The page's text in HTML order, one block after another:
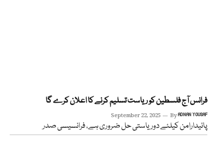
فرانس آج فلسطین کو ریاست تسلیم کرنے کا اعلان کرے گا
September 22, 2025 ByADNAN YOUSAF
پائیدارامن کیلئے دوریاستی حل ضروری ہے، فرانسیسی صدر